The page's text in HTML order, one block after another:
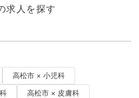
求人を探す
高松市 × 小児科
高松市 × 皮膚科